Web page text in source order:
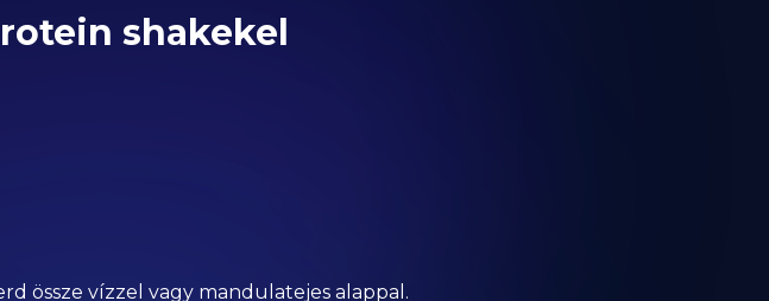
shakekel
össze vízzel vagy mandulatejes alappal.